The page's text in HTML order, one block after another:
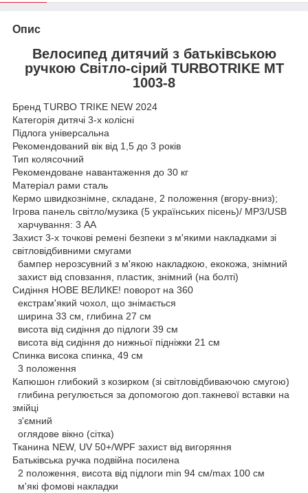
Опис
Велосипед дитячий з батьківською
ручкою Світло-сірий TURBOTRIKE MT
1003-8
Бренд TURBO TRIKE NEW 2024
Категорія дитячі 3-х колісні
Підлога універсальна
Рекомендований вік від 1,5 до 3 років
Тип колясочний
Рекомендоване навантаження до 30 кг
Матеріал рами сталь
Кермо швидкознімне, складане, 2 положення (вгору-вниз);
Ігрова панель світло/музика (5 українських пісень)/ МР3/USB
харчування: 3 AA
Захист 3-х точкові ремені безпеки з м'якими накладками зі
світловідбивними смугами
бампер нерозсувний з м'якою накладкою, екокожа, знімний
захист від сповзання, пластик, знімний (на болті)
Сидіння НОВЕ ВЕЛИКЕ! поворот на 360
екстрам'який чохол, що знімається
ширина 33 см, глибина 27 см
висота від сидіння до підлоги 39 см
висота від сидіння до нижньої підніжки 21 см
Спинка висока спинка, 49 см
3 положення
Капюшон глибокий з козирком (зі світловідбиваючою смугою)
глибина регулюється за допомогою доп.такневої вставки на
змійці
з'ємний
оглядове вікно (сітка)
Тканина NEW, UV 50+/WPF захист від вигоряння
Батьківська ручка подвійна посилена
2 положення, висота від підлоги min 94 см/max 100 см
м'які фомові накладки